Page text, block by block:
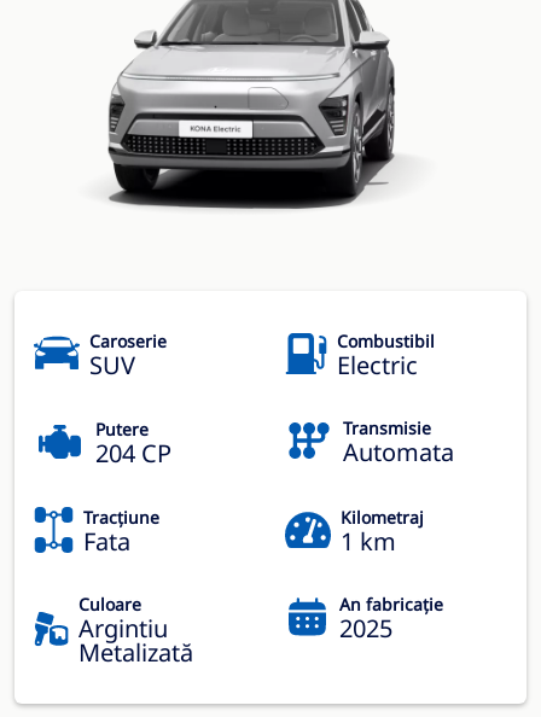
Caroserie
SUV
Combustibil
Electric
Putere
204 CP
Transmisie
Automata
Tracțiune
Fata
Kilometraj
1 km
Culoare
Argintiu
Metalizată
An fabricație
2025